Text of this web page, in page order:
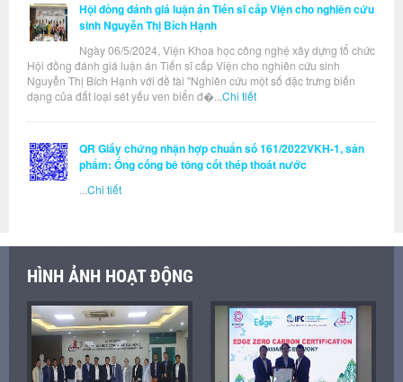
Hội đồng đánh giá luận án Tiến sĩ cấp Viện cho nghiên cứu
sinh Nguyễn Thị Bích Hạnh
Ngày 06/5/2024, Viện Khoa học công nghệ xây dựng tổ chức
Hội đồng đánh giá luận án Tiến sĩ cấp Viện cho nghiên cứu sinh
Nguyễn Thị Bích Hạnh với đề tài "Nghiên cứu một số đặc trưng biến
dạng của đất loại sét yếu ven biển đ�... Chi tiết
QR Giấy chứng nhận hợp chuẩn số 161/2022VKH-1, sản
phẩm: Ống cống bê tông cốt thép thoát nước
Chi tiết
HÌNH ẢNH HOẠT ĐỘNG